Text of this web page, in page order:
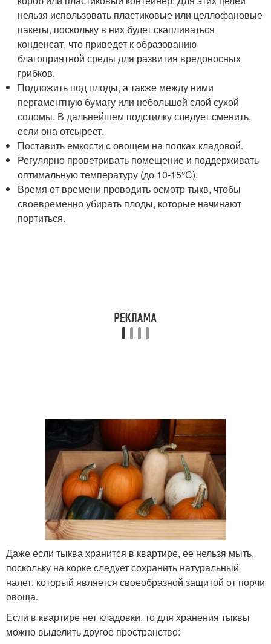
нельзя использовать пластиковые или целлофановые
пакеты, поскольку в них будет скапливаться
конденсат, что приведет к образованию
благоприятной среды для развития вредоносных
грибков.
Подложить под плоды, а также между ними
пергаментную бумагу или небольшой слой сухой
соломы. В дальнейшем подстилку следует сменить,
если она отсыреет.
Поставить емкости с овощем на полках кладовой.
Регулярно проветривать помещение и поддерживать
оптимальную температуру (до 10-15°C).
Время от времени проводить осмотр тыкв, чтобы
своевременно убирать плоды, которые начинают
портиться.
Даже если тыква хранится в квартире, ее нельзя мыть,
поскольку на корке следует сохранить натуральный
налет, который является своеобразной защитой от порчи
овоща.
Если в квартире нет кладовки, то для хранения тыквы
можно выделить другое пространство: